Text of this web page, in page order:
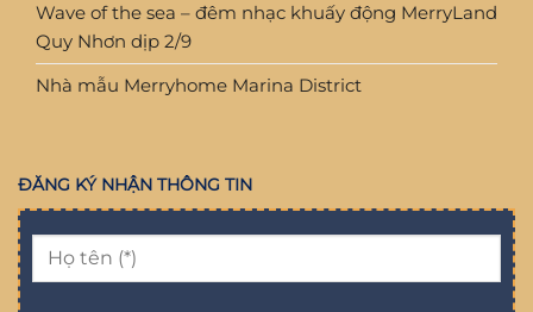
Wave of the sea – đêm nhạc khuấy động MerryLand
Quy Nhơn dịp 2/9
Nhà mẫu Merryhome Marina District
ĐĂNG KÝ NHẬN THÔNG TIN